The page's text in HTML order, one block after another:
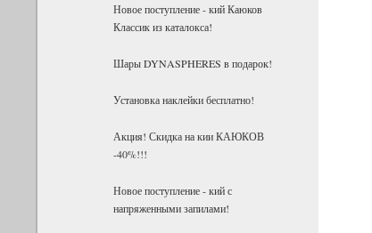
Новое поступление - кий Каюков
Классик из каталокса!
Шары DYNASPHERES в подарок!
Установка наклейки бесплатно!
Акция! Скидка на кии КАЮКОВ
-40%!!!
Новое поступление - кий с
напряженными запилами!